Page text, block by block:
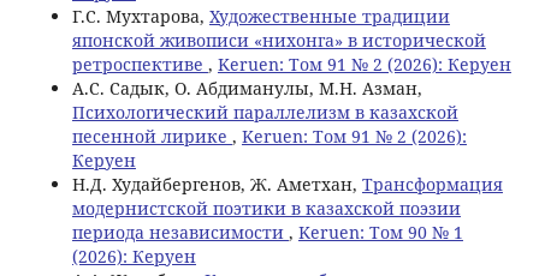
Г.С. Мухтарова, Художественные традиции
японской живописи «нихонга» в исторической
ретроспективе , Keruen: Том 91 № 2 (2026): Керуен
А.С. Садык, О. Абдиманулы, M.Н. Азман,
Психологический параллелизм в казахской
песенной лирике , Keruen: Том 91 № 2 (2026):
Керуен
Н.Д. Худайбергенов, Ж. Аметхан, Трансформация
модернистской поэтики в казахской поэзии
периода независимости , Keruen: Том 90 № 1
(2026): Керуен